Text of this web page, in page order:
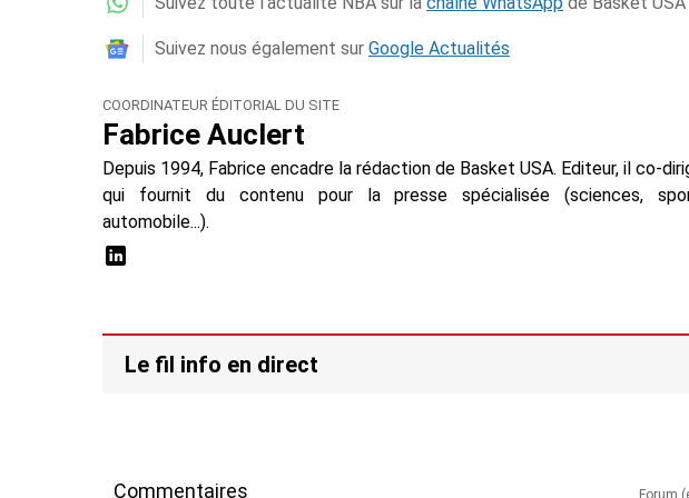
Suivez nous également sur Google Actualités
COORDINATEUR ÉDITORIAL DU SITE
Fabrice Auclert
Depuis 1994, Fabrice encadre la rédaction de Basket USA. Editeur, il co-
qui fournit du contenu pour la presse spécialisée (sciences,
automobile...).
Le fil info en direct
Commentaires Forum